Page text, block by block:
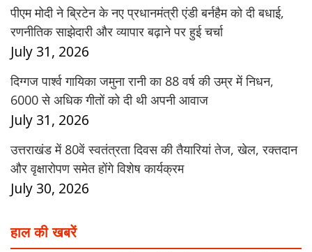
पीएम मोदी ने ब्रिटेन के नए प्रधानमंत्री एंडी बर्नहैम को दी बधाई,
रणनीतिक साझेदारी और व्यापार बढ़ाने पर हुई चर्चा
July 31, 2026
दिग्गज पार्श्व गायिका जमुना रानी का 88 वर्ष की उम्र में निधन,
6000 से अधिक गीतों को दी थी अपनी आवाज
July 31, 2026
उत्तराखंड में 80वें स्वतंत्रता दिवस की तैयारियां तेज, खेल, रक्तदान
और वृक्षारोपण समेत होंगे विशेष कार्यक्रम
July 30, 2026
हाल की खबरें